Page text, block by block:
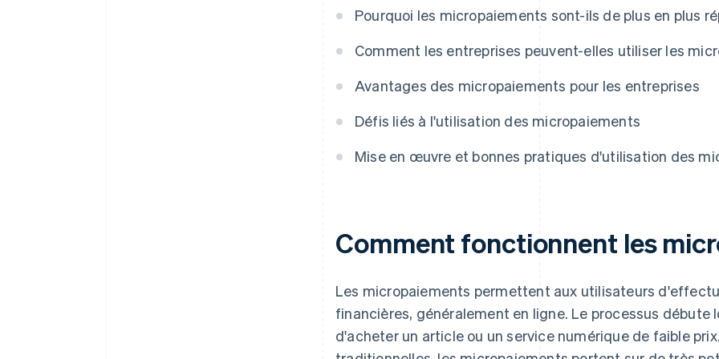
Pourquoi les micropaiements sont-ils de plus en plus
Comment les entreprises peuvent-elles utiliser les
Avantages des micropaiements pour les entreprises
Défis liés à l'utilisation des micropaiements
Mise en œuvre et bonnes pratiques d'utilisation des
Comment fonctionnent les
Les micropaiements permettent aux utilisateurs
financières, généralement en ligne. Le processus
d'acheter un article ou un service numérique de faible